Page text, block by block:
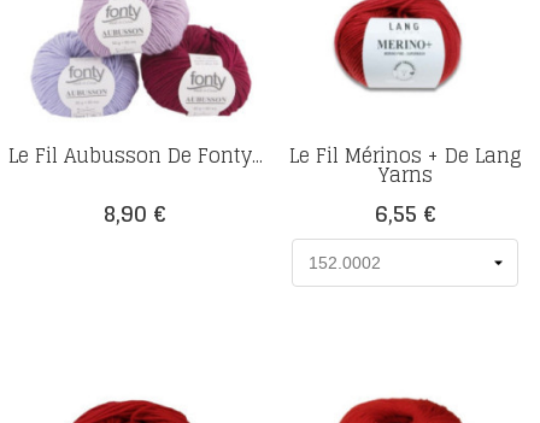
Le Fil Aubusson De Fonty...
Prix
8,90 €
Le Fil Mérinos + De Lang
Yarns
Prix
6,55 €